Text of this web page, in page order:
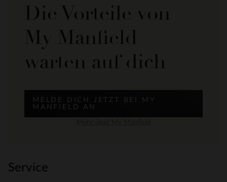
Die Vorteile von
My Manfield
warten auf dich
MELDE DICH JETZT BEI MY
MANFIELD AN
Service